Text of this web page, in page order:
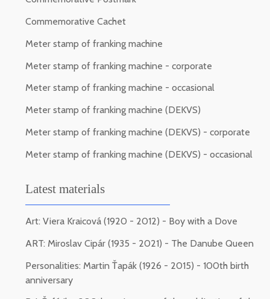
Commemorative Cachet
Meter stamp of franking machine
Meter stamp of franking machine - corporate
Meter stamp of franking machine - occasional
Meter stamp of franking machine (DEKVS)
Meter stamp of franking machine (DEKVS) - corporate
Meter stamp of franking machine (DEKVS) - occasional
Latest materials
Art: Viera Kraicová (1920 - 2012) - Boy with a Dove
ART: Miroslav Cipár (1935 - 2021) - The Danube Queen
Personalities: Martin Ťapák (1926 - 2015) - 100th birth
anniversary